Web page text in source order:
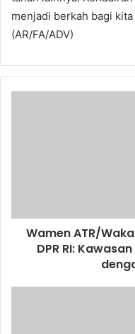
menjadi berkah bagi
(AR/FA/ADV)
Wamen ATR/
DPR RI: